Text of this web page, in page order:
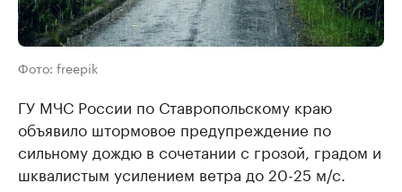
Фото: freepik
ГУ МЧС России по Ставропольскому краю
объявило штормовое предупреждение по
сильному дождю в сочетании с грозой, градом и
шквалистым усилением ветра до 20-25 м/с.